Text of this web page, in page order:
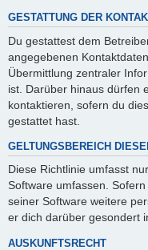
GESTATTUNG DER
Du gestattest dem
angegebenen
Übermittlung zentraler
ist. Darüber hinaus dürfen
kontaktieren, sofern du
gestattet hast.
GELTUNGSBEREICH
Diese Richtlinie umfasst
Software umfassen.
seiner Software weitere
er dich darüber gesondert
AUSKUNFTSRECHT